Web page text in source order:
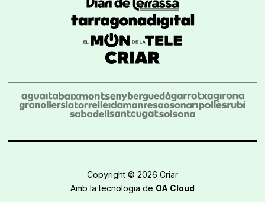
Copyright © 2026 Criar
Amb la tecnologia de OA Cloud